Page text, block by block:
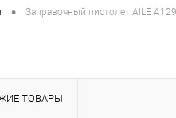
• Заправочный пистолет AILE
ТОВАРЫ